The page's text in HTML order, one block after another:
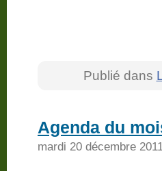
Publié dans
Agenda du
mardi 20 décembre